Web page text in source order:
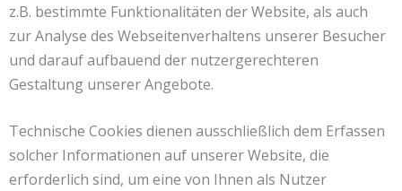
z.B. bestimmte Funktionalitäten der Website, als auch
zur Analyse des Webseitenverhaltens unserer Besucher
und darauf aufbauend der nutzergerechteren
Gestaltung unserer Angebote.
Technische Cookies dienen ausschließlich dem Erfassen
solcher Informationen auf unserer Website, die
erforderlich sind, um eine von Ihnen als Nutzer